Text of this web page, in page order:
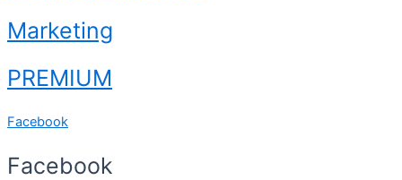
Marketing
PREMIUM
Facebook
Facebook